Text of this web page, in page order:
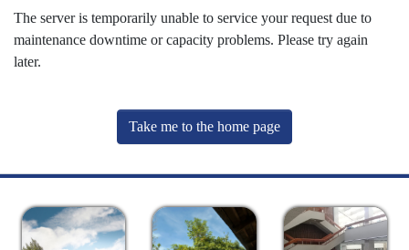
The server is temporarily unable to service your request due to
maintenance downtime or capacity problems. Please try again
later.
Take me to the home page